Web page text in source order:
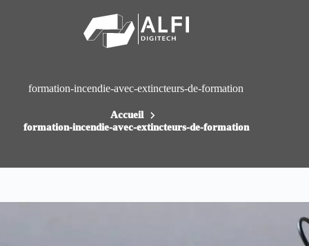
formation-incendie-avec-extincteurs-de-formation
Accueil
formation-incendie-avec-extincteurs-de-formation